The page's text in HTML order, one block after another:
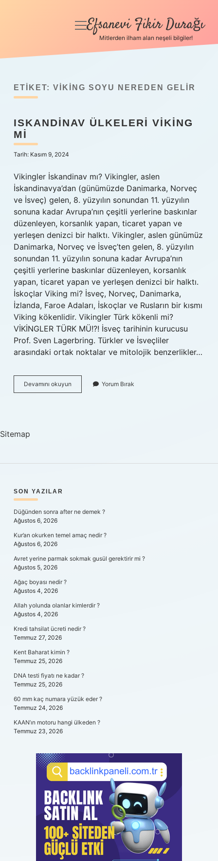
Anasayfa
Yasal Uyarı
Hakkımızda
menüyü
Efsanevi Fikir Durağı
Mitlerden ilham alan neşeli bilgiler!
ETIKET: VIKING SOYU NEREDEN GELIR
ISKANDINAV ÜLKELERI VIKING
MI
Tarih: Kasım 9, 2024
Vikingler İskandinav mı? Vikingler, aslen
İskandinavya’dan (günümüzde Danimarka, Norveç
ve İsveç) gelen, 8. yüzyılın sonundan 11. yüzyılın
sonuna kadar Avrupa’nın çeşitli yerlerine baskınlar
düzenleyen, korsanlık yapan, ticaret yapan ve
yerleşen denizci bir halktı. Vikingler, aslen günümüz
Danimarka, Norveç ve İsveç’ten gelen, 8. yüzyılın
sonundan 11. yüzyılın sonuna kadar Avrupa’nın
çeşitli yerlerine baskınlar düzenleyen, korsanlık
yapan, ticaret yapan ve yerleşen denizci bir halktı.
İskoçlar Viking mi? İsveç, Norveç, Danimarka,
İzlanda, Faroe Adaları, İskoçlar ve Rusların bir kısmı
Viking kökenlidir. Vikingler Türk kökenli mi?
VİKİNGLER TÜRK MÜ!?! İsveç tarihinin kurucusu
Prof. Sven Lagerbring. Türkler ve İsveçliler
arasındaki ortak noktalar ve mitolojik benzerlikler…
Devamını okuyun Iskandinav
Ülkeleri
Yorum Bırak
Sitemap
SIDEBAR
SON YAZILAR
Düğünden sonra after ne demek ?
Ağustos 6, 2026
Kur’an okurken temel amaç nedir ?
Ağustos 6, 2026
Avret yerine parmak sokmak gusül gerektirir mi ?
Ağustos 5, 2026
Ağaç boyası nedir ?
Ağustos 4, 2026
Allah yolunda olanlar kimlerdir ?
Ağustos 4, 2026
Kredi tahsilat ücreti nedir ?
Temmuz 27, 2026
Kent Baharat kimin ?
Temmuz 25, 2026
DNA testi fiyatı ne kadar ?
Temmuz 25, 2026
60 mm kaç numara yüzük eder ?
Temmuz 24, 2026
KAAN’ın motoru hangi ülkeden ?
Temmuz 23, 2026